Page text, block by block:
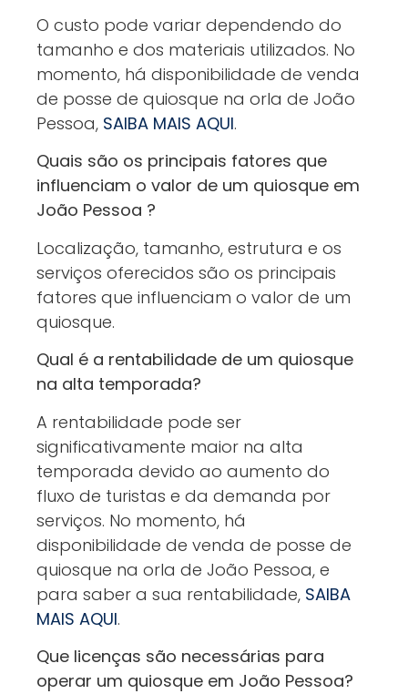
O custo pode variar dependendo do
tamanho e dos materiais utilizados. No
momento, há disponibilidade de venda
de posse de quiosque na orla de João
Pessoa, SAIBA MAIS AQUI.
Quais são os principais fatores que
influenciam o valor de um quiosque em
João Pessoa ?
Localização, tamanho, estrutura e os
serviços oferecidos são os principais
fatores que influenciam o valor de um
quiosque.
Qual é a rentabilidade de um quiosque
na alta temporada?
A rentabilidade pode ser
significativamente maior na alta
temporada devido ao aumento do
fluxo de turistas e da demanda por
serviços. No momento, há
disponibilidade de venda de posse de
quiosque na orla de João Pessoa, e
para saber a sua rentabilidade, SAIBA
MAIS AQUI.
Que licenças são necessárias para
operar um quiosque em João Pessoa?